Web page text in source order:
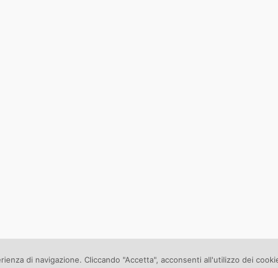
di navigazione. Cliccando "Accetta", acconsenti all'utilizzo dei